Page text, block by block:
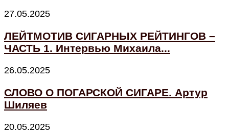
27.05.2025
ЛЕЙТМОТИВ СИГАРНЫХ РЕЙТИНГОВ –
ЧАСТЬ 1. Интервью Михаила...
26.05.2025
СЛОВО О ПОГАРСКОЙ СИГАРЕ. Артур
Шиляев
20.05.2025